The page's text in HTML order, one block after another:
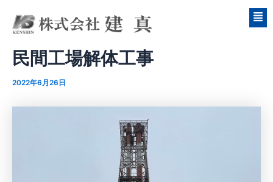
民間工場解体工事
2022年6月26日
navigation